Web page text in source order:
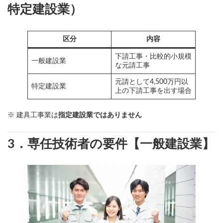
特定建設業）
区分 内容
一般建設業
下請工事・比較的小規模
な元請工事
特定建設業
元請として4,500万円以
上の下請工事を出す場合
※ 建具工事業は指定建設業ではありません
3．専任技術者の要件【一般建設業】